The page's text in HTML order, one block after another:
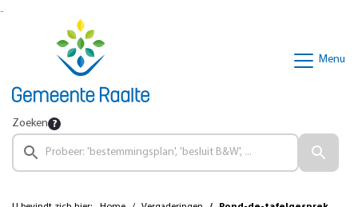
Ga naar de inhoud van deze pagina
Ga naar het zoeken
Menu
Zoeken